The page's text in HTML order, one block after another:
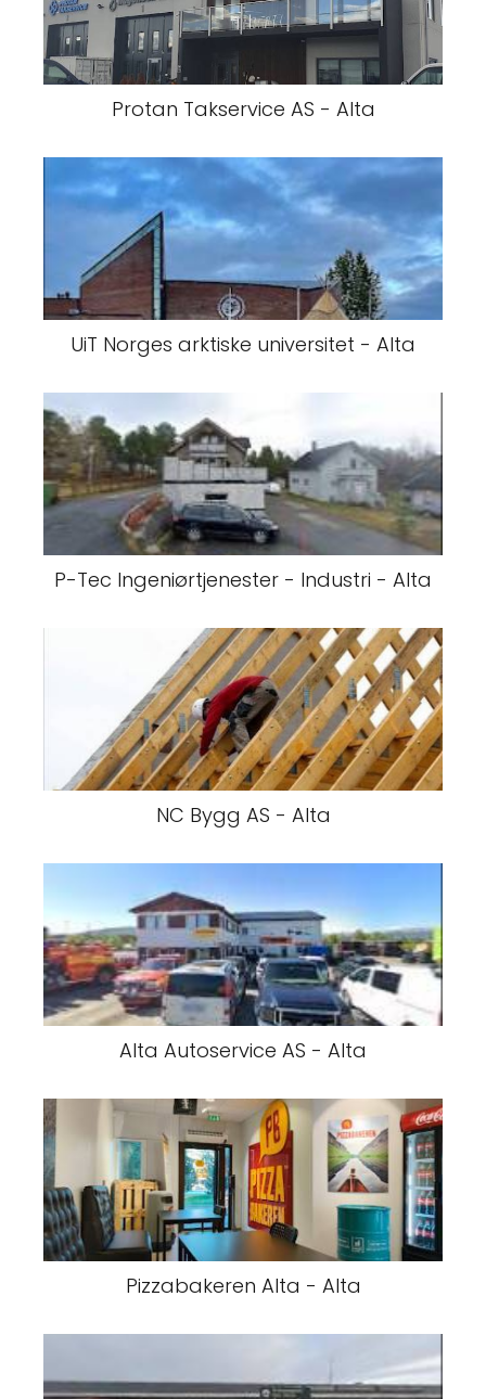
Protan Takservice AS - Alta
UiT Norges arktiske universitet - Alta
P-Tec Ingeniørtjenester - Industri - Alta
NC Bygg AS - Alta
Alta Autoservice AS - Alta
Pizzabakeren Alta - Alta